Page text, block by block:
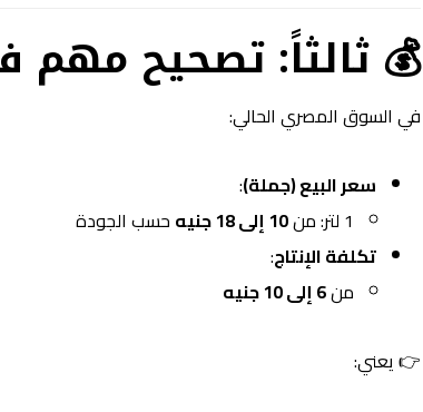
💰 ثالثاً: تصحيح مهم
في السوق المصري الحالي:
سعر البيع (جملة):
1 لتر: من
10 إلى 18 جنيه
حسب الجودة
تكلفة الإنتاج:
من6 إلى 10 جنيه
👉 يعني: